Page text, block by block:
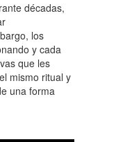
décadas,
los
y cada
que les
mismo ritual y
una forma